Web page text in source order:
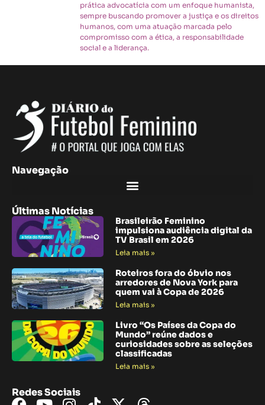
prática advocatícia com um enfoque humanista,
sempre buscando promover a justiça e os direitos
humanos, com uma atuação marcada pelo
compromisso com a ética, a responsabilidade
social e a liderança.
Navegação
Últimas Notícias
Brasileirão Feminino
impulsiona audiência digital da
TV Brasil em 2026
Leia mais »
Roteiros fora do óbvio nos
arredores de Nova York para
quem vai à Copa de 2026
Leia mais »
Livro “Os Países da Copa do
Mundo” reúne dados e
curiosidades sobre as seleções
classificadas
Leia mais »
Redes Sociais